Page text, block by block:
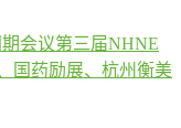
会议第三届NHNE
国药励展、杭州衡美